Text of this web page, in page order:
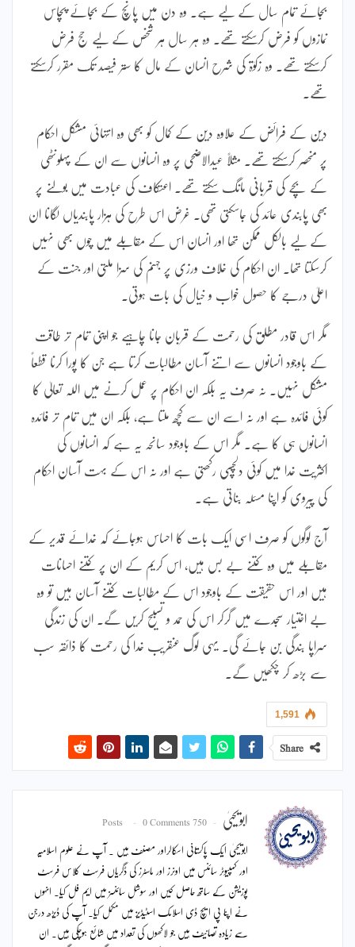
بجائے تمام سال کے لیے ہے۔ وہ دن میں پانچ کے بجائے پچاس
نمازوں کو فرض کرسکتے تھے۔ وہ ہر سال ہر شخص کے لیے حج فرض
کرسکتے تھے۔ وہ زکوٰۃ کی شرح انسان کے مال کا ستر فیصد تک مقرر کرسکتے
تھے۔
دین کے فرائض کے علاوہ دین کے کمال کو بھی وہ انتہائی مشکل احکام
پر منحصر کرسکتے تھے۔ مثلاً عیدالاضحی پر وہ انسانوں سے ان کے پہلونٹھی
کے بچے کی قربانی مانگ سکتے تھے۔ اعتکاف کی عبادت میں بولنے پر
بھی پابندی عائد کی جاسکتی تھی۔ غرض اس طرح کی ہزار پابندیاں لگانا ان
کے لیے بالکل ممکن تھا اور انسان اس کے مقابلے میں چوں بھی نہیں
کرسکتا تھا۔ ان احکام کی خلاف ورزی پر جہنم کی سزا ملتی اور جنت کے
اعلیٰ درجے کا حصول خواب و خیال کی بات ہوتی۔
مگر اس قادر مطلق کی رحمت کے قربان جانا چاہیے جو اپنی تمام تر طاقت
کے باوجود انسانوں سے اتنے آسان مطالبات کرتا ہے جن کا پورا کرنا قطعاً
مشکل نہیں۔ نہ صرف یہ بلکہ ان احکام پر عمل کرنے میں اللہ تعالیٰ کا
کوئی فائدہ ہے اور نہ اسے ان سے کچھ ملتا ہے، بلکہ ان میں تمام تر فائدہ
انسانوں ہی کا ہے۔ مگر اس کے باوجود سانحہ یہ ہے کہ انسانوں کی
اکثریت خدا میں کوئی دلچسپی رکھتی ہے اور نہ اس کے بہت آسان احکام
کی پیروی کو اپنا مسئلہ بناتی ہے۔
آج لوگوں کو صرف اسی ایک بات کا احساس ہوجائے کہ خدائے قدیر کے
مقابلے میں وہ کتنے بے بس ہیں، اس کریم کے ان پر کتنے احسانات
ہیں اور اس حقیقت کے باوجود اس کے مطالبات کتنے آسان ہیں تو وہ
بے اختیار سجدے میں گرکر اس کی حمد و تسبیح کریں گے۔ ان کی زندگی
سراپا بندگی بن جائے گی۔ یہی لوگ عنقریب خدا کی رحمت کا ذائقہ سب
سے بڑھ کر چکھیں گے۔
1,591
Share
ابویحییٰ 750 Posts
0 Comments
ابویحییٰ ایک پاکستانی اسکالراور مصنف ہیں ۔ آپ نے علوم اسلامیہ
اور کمپیوٹر سائنس میں اونرز اور ماسٹرز کی ڈگریاں فرسٹ کلاس فرسٹ
پوزیشن کے ساتھ حاصل کیں اور سوشل سائنسز میں ایم فل کیا۔ انہوں
نے اپنا پی ایچ ڈی اسلامک اسٹیڈیز میں مکمل کیا۔ آپ کی ڈیڑھ درجن
سے زیادہ تصانیف ہیں جو لاکھوں کی تعداد میں شائع ہوچکی ہیں۔ ان